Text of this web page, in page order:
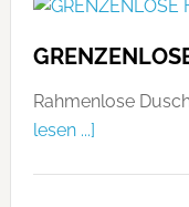
Rahmenlose
lesen ...]